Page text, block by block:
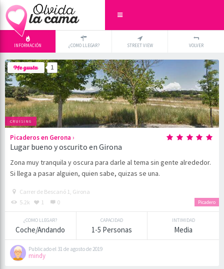
INFORMACIÓN ¿COMO LLEGAR? STREET VIEW VOLVER
1
CRUISING
Picaderos en Gerona ›
Lugar bueno y oscurito en Girona
Zona muy tranquila y oscura para darle al tema sin gente alrededor.
Si llega a pasar alguien, quien sabe, quizas se una.
Picadero
Carrer de Bescanó 1, Girona
5.2k
1 0
¿COMO LLEGAR?
Coche/Andando
CAPACIDAD
1-5 Personas
INTIMIDAD
Media
Publicado el 31 de agosto de 2019
mindy
-